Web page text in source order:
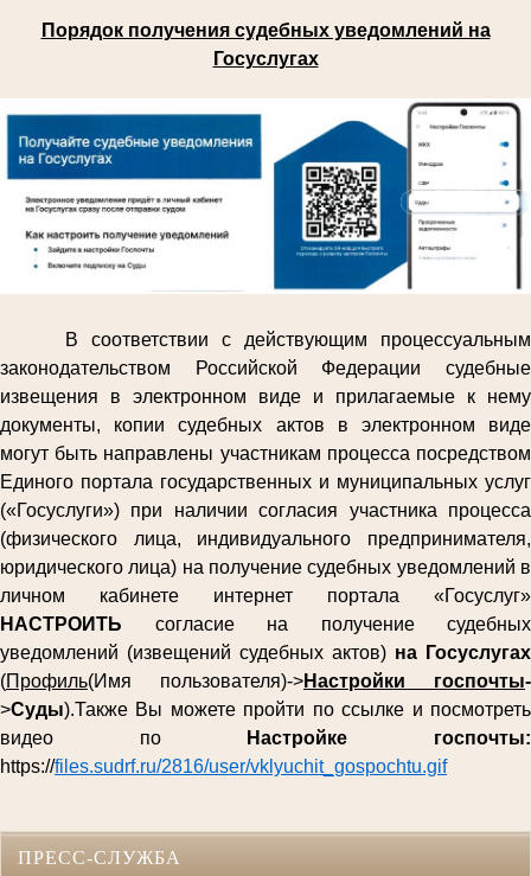
Порядок получения судебных уведомлений на
Госуслугах
В соответствии с действующим процессуальным
законодательством Российской Федерации судебные
извещения в электронном виде и прилагаемые к нему
документы, копии судебных актов в электронном виде
могут быть направлены участникам процесса посредством
Единого портала государственных и муниципальных услуг
(«Госуслуги») при наличии согласия участника процесса
(физического лица, индивидуального предпринимателя,
юридического лица) на получение судебных уведомлений в
личном кабинете интернет портала «Госуслуг»
НАСТРОИТЬ согласие на получение судебных
уведомлений (извещений судебных актов) на Госуслугах
(Профиль(Имя пользователя)->Настройки госпочты-
>Суды).Также Вы можете пройти по ссылке и посмотреть
видео по
Настройке госпочты:
https://files.sudrf.ru/2816/user/vklyuchit_gospochtu.gif
ПРЕСС-СЛУЖБА